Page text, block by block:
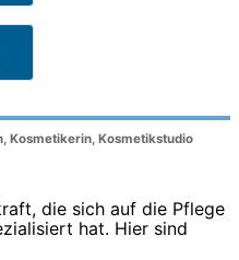
Kosmetikerin, Kosmetikstudio
die sich auf die Pflege
hat. Hier sind